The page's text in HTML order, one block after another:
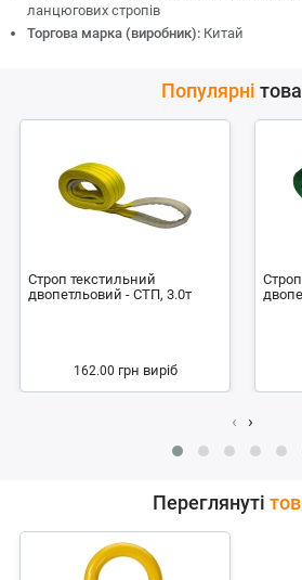
ланцюгових стропів
Торгова марка (виробник): Китай
Популярні
Строп текстильний
двопетльовий - СТП, 3.0т
162.00 грн виріб
‹ ›
Переглянуті